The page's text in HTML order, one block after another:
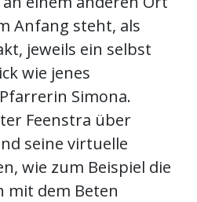
Anfang steht, als
jeweils ein selbst
wie jenes
Simona.
Feenstra über
seine virtuelle
wie zum Beispiel die
mit dem Beten